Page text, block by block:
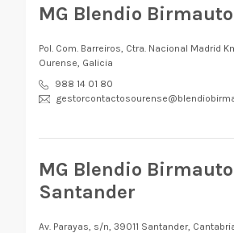
MG Blendio
Pol. Com. Barreiros, Ctra. Nacional Madrid
Ourense, Galicia
988 14 01 80
MG Blendio Birmauto
Santander
Av. Parayas, s/n, 39011 Santander,